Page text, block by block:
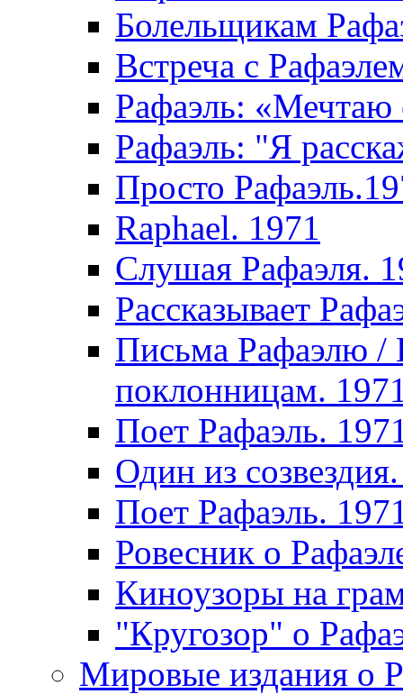
Болельщикам
Встреча с
Рафаэль: «Мечтаю
Рафаэль: "Я
Просто
Raphael. 1971
Слушая Рафаэля.
Рассказывает
Письма Рафаэлю
поклонницам.
Поет Рафаэль.
Один из
Поет Рафаэль.
Ровесник о
Киноузоры на
"Кругозор" о
Мировые издания о